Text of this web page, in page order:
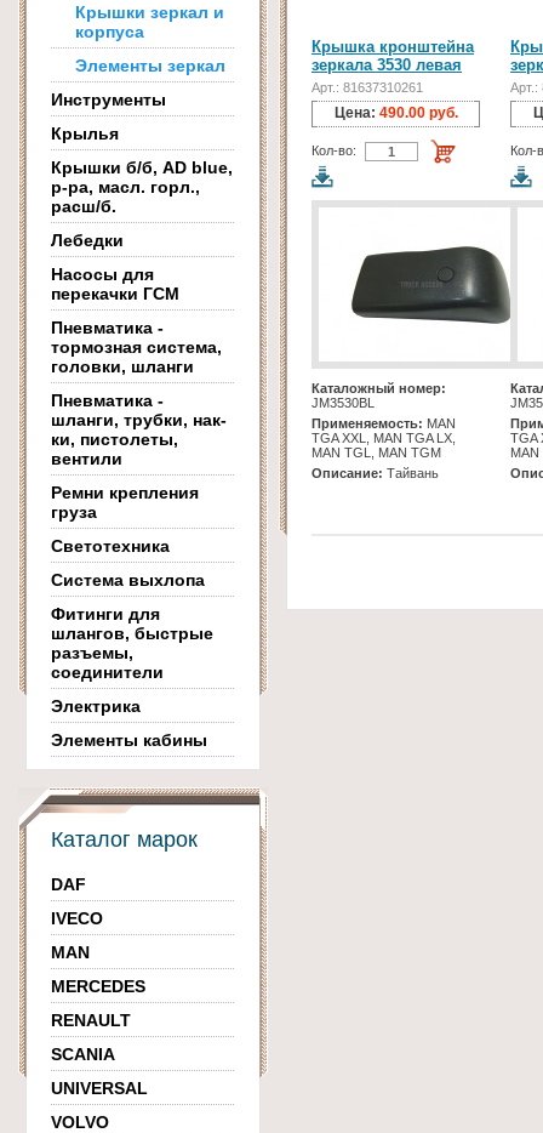
Крышки зеркал и
корпуса
Элементы зеркал
Инструменты
Крылья
Крышки б/б, AD blue,
р-ра, масл. горл.,
расш/б.
Лебедки
Насосы для
перекачки ГСМ
Пневматика -
тормозная система,
головки, шланги
Пневматика -
шланги, трубки, нак-
ки, пистолеты,
вентили
Ремни крепления
груза
Светотехника
Система выхлопа
Фитинги для
шлангов, быстрые
разъемы,
соединители
Электрика
Элементы кабины
Каталог марок
DAF
IVECO
MAN
MERCEDES
RENAULT
SCANIA
UNIVERSAL
VOLVO
Крышка кронштейна
зеркала 3530 левая
Арт.: 81637310261
Цена: 490.00 руб.
Кол-во:
Каталожный номер:
JM3530BL
Применяемость: MAN
TGA XXL, MAN TGA LX,
MAN TGL, MAN TGM
Описание: Тайвань
Арт.:
Кол-
TGA